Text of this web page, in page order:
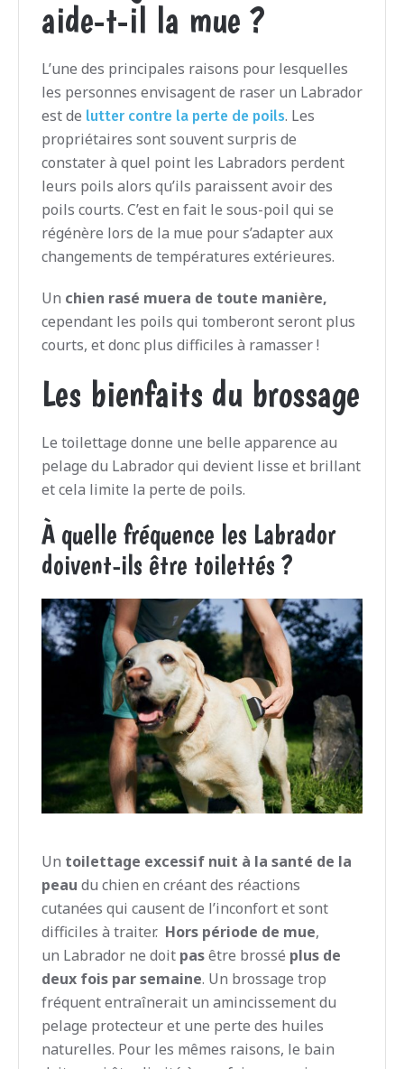
aide-t-il la mue ?
L’une des principales raisons pour lesquelles
les personnes envisagent de raser un Labrador
est de lutter contre la perte de poils. Les
propriétaires sont souvent surpris de
constater à quel point les Labradors perdent
leurs poils alors qu’ils paraissent avoir des
poils courts. C’est en fait le sous-poil qui se
régénère lors de la mue pour s’adapter aux
changements de températures extérieures.
Un chien rasé muera de toute manière,
cependant les poils qui tomberont seront plus
courts, et donc plus difficiles à ramasser !
Les bienfaits du brossage
Le toilettage donne une belle apparence au
pelage du Labrador qui devient lisse et brillant
et cela limite la perte de poils.
À quelle fréquence les Labrador
doivent-ils être toilettés ?
Un toilettage excessif nuit à la santé de la
peau du chien en créant des réactions
cutanées qui causent de l’inconfort et sont
difficiles à traiter. Hors période de mue,
un Labrador ne doit pasêtre brossé plus de
deux fois par semaine. Un brossage trop
fréquent entraînerait un amincissement du
pelage protecteur et une perte des huiles
naturelles. Pour les mêmes raisons, le bain